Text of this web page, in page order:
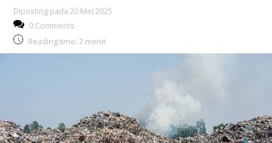
Diposting pada 20 Mei 2025
0 Comments
Reading time: 2 menit